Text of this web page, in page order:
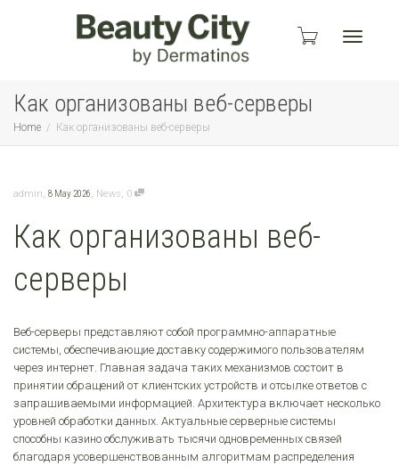
Как организованы веб-серверы
Home Как организованы веб-серверы
admin, 8 May 2026, News, 0
Как организованы веб-
серверы
Веб-серверы представляют собой программно-аппаратные
системы, обеспечивающие доставку содержимого пользователям
через интернет. Главная задача таких механизмов состоит в
принятии обращений от клиентских устройств и отсылке ответов с
запрашиваемыми информацией. Архитектура включает несколько
уровней обработки данных. Актуальные серверные системы
способны казино обслуживать тысячи одновременных связей
благодаря усовершенствованным алгоритмам распределения